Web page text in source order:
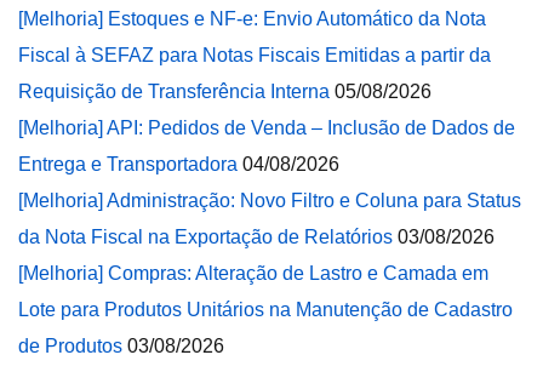
[Melhoria] Estoques e NF-e: Envio Automático da Nota
Fiscal à SEFAZ para Notas Fiscais Emitidas a partir da
Requisição de Transferência Interna 05/08/2026
[Melhoria] API: Pedidos de Venda – Inclusão de Dados de
Entrega e Transportadora 04/08/2026
[Melhoria] Administração: Novo Filtro e Coluna para Status
da Nota Fiscal na Exportação de Relatórios 03/08/2026
[Melhoria] Compras: Alteração de Lastro e Camada em
Lote para Produtos Unitários na Manutenção de Cadastro
de Produtos 03/08/2026